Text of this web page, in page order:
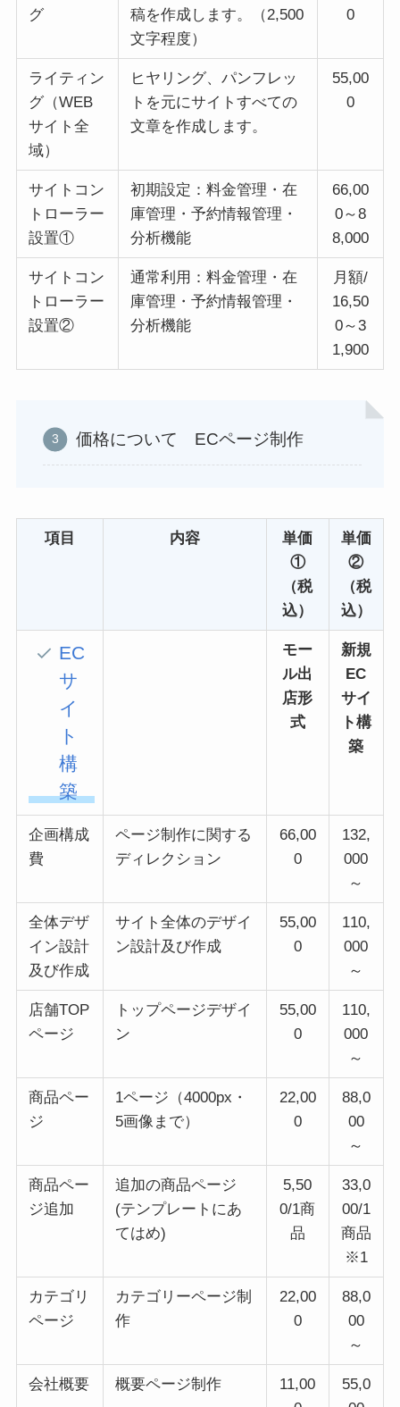
グ
稿を作成します。（2,500
文字程度）
0
ライティン
グ（WEB
サイト全
域）
ヒヤリング、パンフレッ
トを元にサイトすべての
文章を作成します。
55,00
0
サイトコン
トローラー
設置①
初期設定：料金管理・在
庫管理・予約情報管理・
分析機能
66,00
0～8
8,000
サイトコン
トローラー
設置②
通常利用：料金管理・在
庫管理・予約情報管理・
分析機能
月額/
16,50
0～3
1,900
価格について ECページ制作
項目 内容
単価
①
（税
込）
単価
②
（税
込）
EC
サ
イ
ト
構
築
モー
ル出
店形
式
新規
EC
サイ
ト構
築
企画構成
費
ページ制作に関する
ディレクション
66,00
0
132,
000
～
全体デザ
イン設計
及び作成
サイト全体のデザイ
ン設計及び作成
55,00
0
110,
000
～
店舗TOP
ページ
トップページデザイ
ン
55,00
0
110,
000
～
商品ペー
ジ
1ページ（4000px・
5画像まで）
22,00
0
88,0
00
～
商品ペー
ジ追加
追加の商品ページ
(テンプレートにあ
てはめ)
5,50
0/1商
品
33,0
00/1
商品
※1
カテゴリ
ページ
カテゴリーページ制
作
22,00
0
88,0
00
～
会社概要 概要ページ制作
11,00
55,0